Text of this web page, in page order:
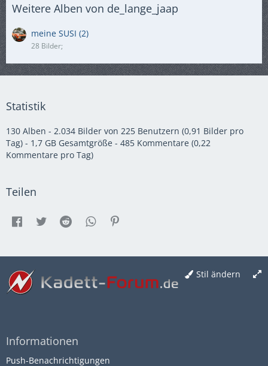
Weitere Alben von de_lange_jaap
meine SUSI (2)
28 Bilder;
Statistik
130 Alben - 2.034 Bilder von 225 Benutzern (0,91 Bilder pro
Tag) - 1,7 GB Gesamtgröße - 485 Kommentare (0,22
Kommentare pro Tag)
Teilen
Stil ändern
Informationen
Push-Benachrichtigungen